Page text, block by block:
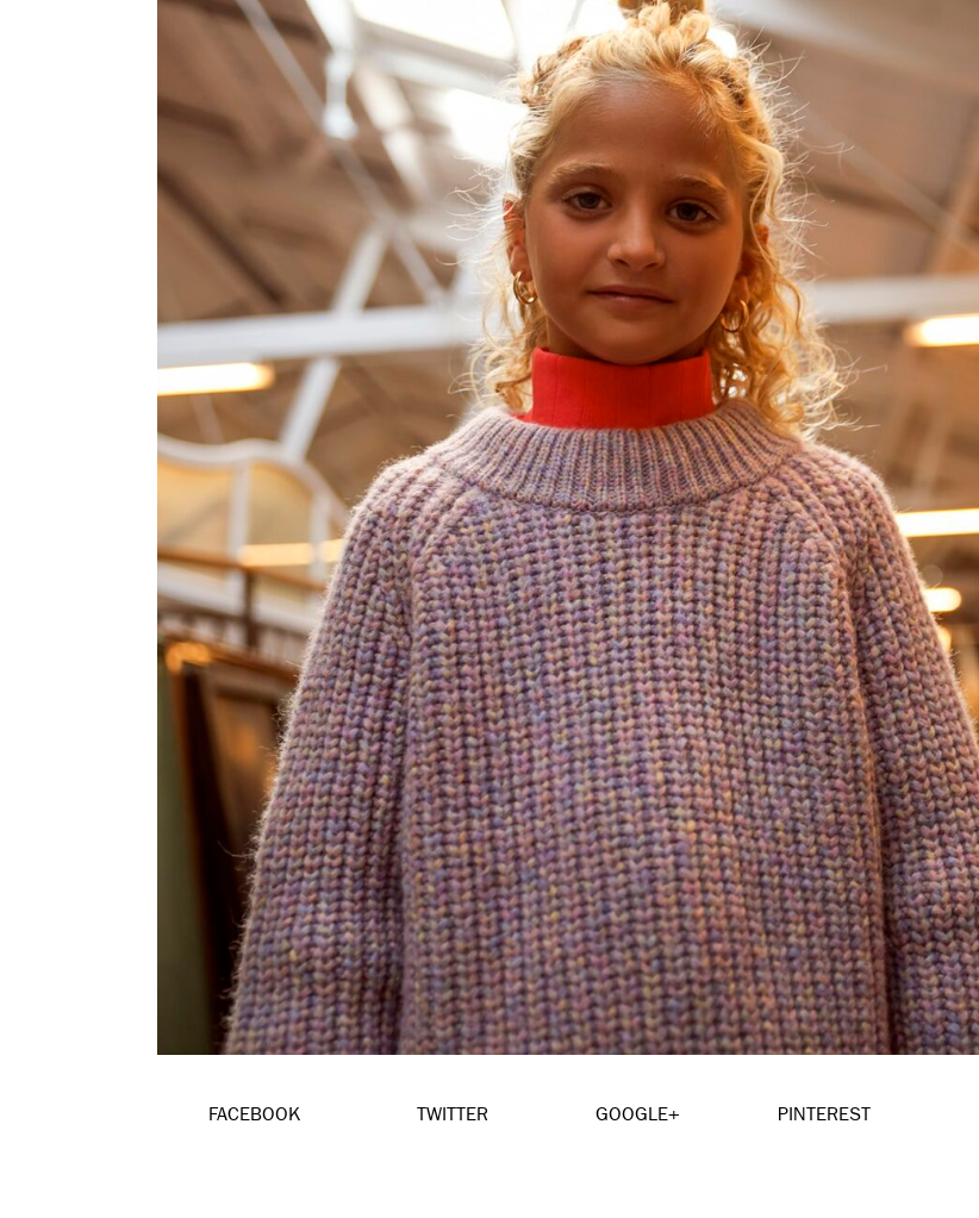
FACEBOOK TWITTER GOOGLE+ PINTEREST